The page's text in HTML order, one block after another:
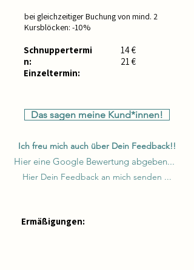
bei gleichzeitiger Buchung von mind. 2
Kursblöcken: -10%
Schnuppertermi
n:
Einzeltermin:
14 €
21 €
Das sagen meine Kund*innen!
Ich freu mich auch über Dein Feedback!!
Hier eine Google Bewertung abgeben...
Hier Dein Feedback an mich senden ...
Ermäßigungen: